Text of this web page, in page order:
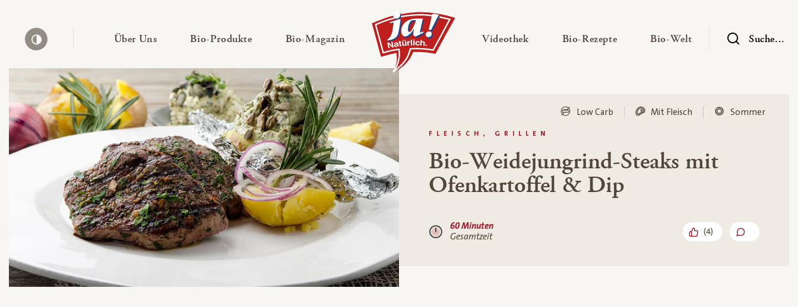
Über Uns— Untermenü ausklappen
Bio-Produkte— Untermenü ausklappen
Bio-Magazin — Untermenü ausklappen Videothek— Untermenü ausklappen
Bio-Rezepte— Untermenü ausklappen
Bio-Welt — UntermenüSuche...
FLEISCH, GRILLEN
Low Carb Mit Fleisch Sommer
Bio-Weidejungrind-Steaks mit
Ofenkartoffel & Dip
60 Minuten
Gesamtzeit
(4)